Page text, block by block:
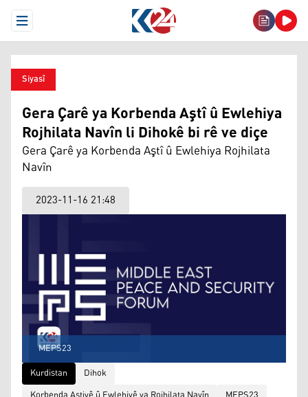
Open Menu
Siyasî
Gera Çarê ya Korbenda Aştî û Ewlehiya
Rojhilata Navîn li Dihokê bi rê ve diçe
Gera Çarê ya Korbenda Aştî û Ewlehiya Rojhilata
Navîn
2023-11-16 21:48
MEPS23
Kurdistan
Dihok